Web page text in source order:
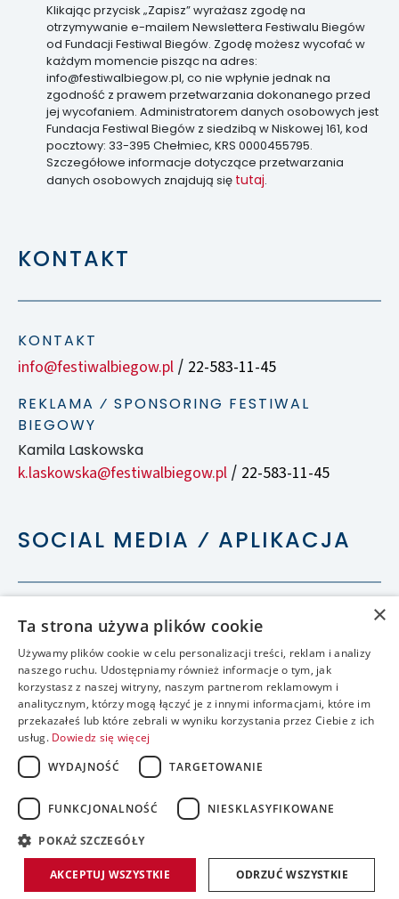
Klikając przycisk „Zapisz” wyrażasz zgodę na
otrzymywanie e-mailem Newslettera Festiwalu Biegów
od Fundacji Festiwal Biegów. Zgodę możesz wycofać w
każdym momencie pisząc na adres:
info@festiwalbiegow.pl, co nie wpłynie jednak na
zgodność z prawem przetwarzania dokonanego przed
jej wycofaniem. Administratorem danych osobowych jest
Fundacja Festiwal Biegów z siedzibą w Niskowej 161, kod
pocztowy: 33-395 Chełmiec, KRS 0000455795.
Szczegółowe informacje dotyczące przetwarzania
danych osobowych znajdują się tutaj.
KONTAKT
KONTAKT
info@festiwalbiegow.pl / 22-583-11-45
REKLAMA ⁄ SPONSORING FESTIWAL
BIEGOWY
Kamila Laskowska
k.laskowska@festiwalbiegow.pl / 22-583-11-45
SOCIAL MEDIA ⁄ APLIKACJA
realizacja:
×
Ta strona używa plików cookie
Używamy plików cookie w celu personalizacji treści, reklam i analizy
naszego ruchu. Udostępniamy również informacje o tym, jak
korzystasz z naszej witryny, naszym partnerom reklamowym i
analitycznym, którzy mogą łączyć je z innymi informacjami, które im
przekazałeś lub które zebrali w wyniku korzystania przez Ciebie z ich
usług. Dowiedz się więcej
WYDAJNOŚĆ
TARGETOWANIE
FUNKCJONALNOŚĆ NIESKLASYFIKOWANE
POKAŻ SZCZEGÓŁY
AKCEPTUJ WSZYSTKIE ODRZUĆ WSZYSTKIE
accessible